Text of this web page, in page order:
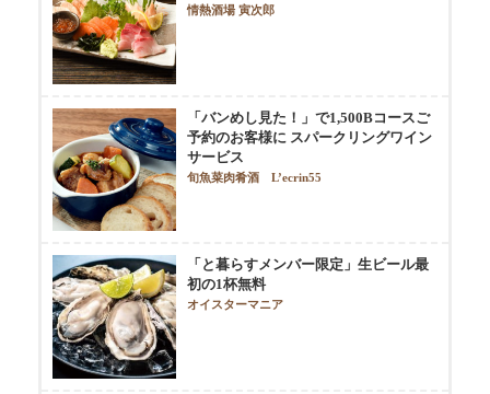
情熱酒場 寅次郎
「バンめし見た！」で1,500Bコースご
予約のお客様に スパークリングワイン
サービス
旬魚菜肉肴酒 L’ecrin55
「と暮らすメンバー限定」生ビール最
初の1杯無料
オイスターマニア